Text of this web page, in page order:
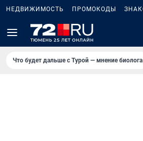
НЕДВИЖИМОСТЬ ПРОМОКОДЫ
Что будет дальше с Турой — мнение биолога